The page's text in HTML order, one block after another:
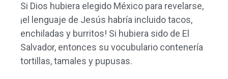
Si Dios hubiera elegido México para revelarse,
¡el lenguaje de Jesús habría incluido tacos,
enchiladas y burritos! Si hubiera sido de El
Salvador, entonces su vocubulario contenería
tortillas, tamales y pupusas.